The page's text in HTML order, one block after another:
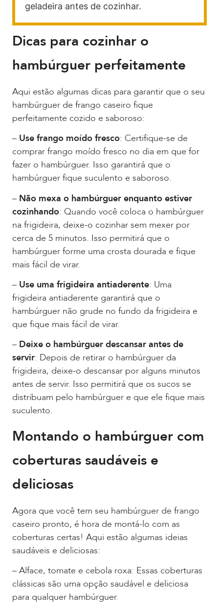
geladeira antes de cozinhar.
Dicas para cozinhar o
hambúrguer perfeitamente
Aqui estão algumas dicas para garantir que o seu
hambúrguer de frango caseiro fique
perfeitamente cozido e saboroso:
– Use frango moído fresco: Certifique-se de
comprar frango moído fresco no dia em que for
fazer o hambúrguer. Isso garantirá que o
hambúrguer fique suculento e saboroso.
– Não mexa o hambúrguer enquanto estiver
cozinhando: Quando você coloca o hambúrguer
na frigideira, deixe-o cozinhar sem mexer por
cerca de 5 minutos. Isso permitirá que o
hambúrguer forme uma crosta dourada e fique
mais fácil de virar.
– Use uma frigideira antiaderente: Uma
frigideira antiaderente garantirá que o
hambúrguer não grude no fundo da frigideira e
que fique mais fácil de virar.
– Deixe o hambúrguer descansar antes de
servir: Depois de retirar o hambúrguer da
frigideira, deixe-o descansar por alguns minutos
antes de servir. Isso permitirá que os sucos se
distribuam pelo hambúrguer e que ele fique mais
suculento.
Montando o hambúrguer com
coberturas saudáveis e
deliciosas
Agora que você tem seu hambúrguer de frango
caseiro pronto, é hora de montá-lo com as
coberturas certas! Aqui estão algumas ideias
saudáveis e deliciosas:
– Alface, tomate e cebola roxa: Essas coberturas
clássicas são uma opção saudável e deliciosa
para qualquer hambúrguer.